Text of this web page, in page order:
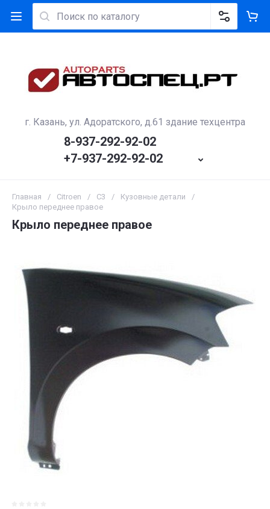
г. Казань, ул. Адоратского, д.61 здание техцентра
8-937-292-92-02
+7-937-292-92-02
Главная / Citroen / С3 / Кузовные детали
/
Крыло переднее правое
Крыло переднее правое